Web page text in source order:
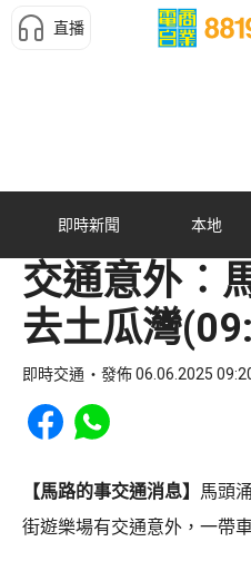
直播
即時新聞 本地
交通意外︰
去土瓜灣
即時交通 發佈 06.06.2025
Share to Facebook
Share to WhatsApp
【馬路的事交通消息】 馬頭
街遊樂場有交通意外，一帶